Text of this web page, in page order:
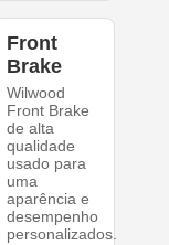
Front
Brake
Wilwood
Front Brake
de alta
qualidade
usado para
uma
aparência e
desempenho
personalizados.